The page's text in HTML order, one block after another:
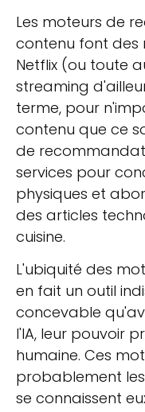
Les moteurs de
contenu font des
Netflix (ou toute
streaming
terme, pour
contenu que ce
de
services pour
physiques et
des articles
cuisine.
L'ubiquité des
en fait un outil
concevable
l'IA, leur pouvoir
humaine. Ces
probablement les
se connaissent